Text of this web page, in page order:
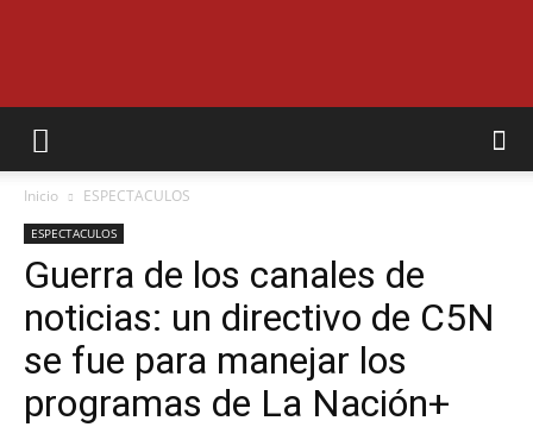
EL
Inicio ESPECTACULOS
ESPECTACULOS
Guerra de los canales de
noticias: un directivo de C5N
se fue para manejar los
programas de La Nación+